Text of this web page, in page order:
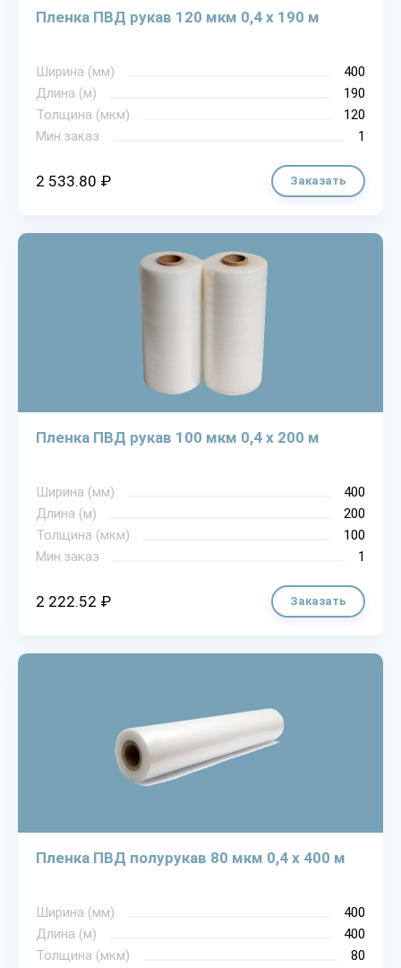
Пленка ПВД рукав 120 мкм 0,4 х 190 м
Ширина (мм)
400
Длина (м)
190
Толщина (мкм)
120
Мин.заказ
1
2 533.80 ₽ Заказать
Пленка ПВД рукав 100 мкм 0,4 х 200 м
Ширина (мм)
400
Длина (м)
200
Толщина (мкм)
100
Мин.заказ
1
2 222.52 ₽ Заказать
Пленка ПВД полурукав 80 мкм 0,4 х 400 м
Ширина (мм)
400
Длина (м)
400
Толщина (мкм)
80